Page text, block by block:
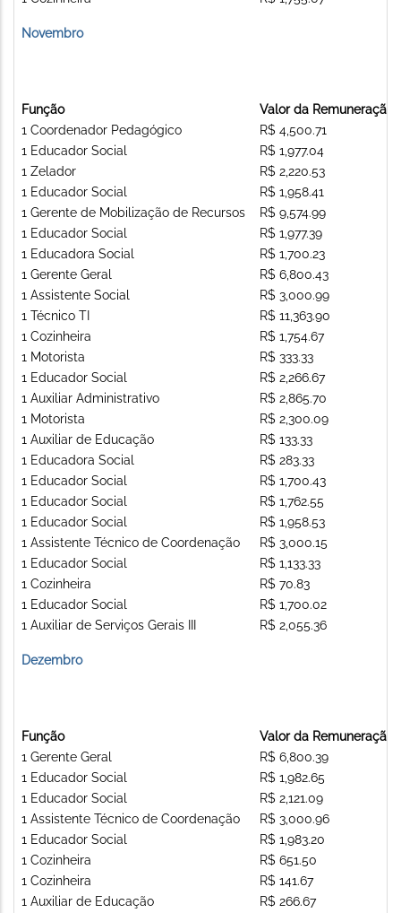
Novembro
Função
1 Coordenador Pedagógico
1 Educador Social
1 Zelador
1 Educador Social
1 Gerente de Mobilização de Recursos
1 Educador Social
1 Educadora Social
1 Gerente Geral
1 Assistente Social
1 Técnico TI
1 Cozinheira
1 Motorista
1 Educador Social
1 Auxiliar Administrativo
1 Motorista
1 Auxiliar de Educação
1 Educadora Social
1 Educador Social
1 Educador Social
1 Educador Social
1 Assistente Técnico de Coordenação
1 Educador Social
1 Cozinheira
1 Educador Social
1 Auxiliar de Serviços Gerais III
Valor da Remuneração
R$ 4,500.71
R$ 1,977.04
R$ 2,220.53
R$ 1,958.41
R$ 9,574.99
R$ 1,977.39
R$ 1,700.23
R$ 6,800.43
R$ 3,000.99
R$ 11,363.90
R$ 1,754.67
R$ 333.33
R$ 2,266.67
R$ 2,865.70
R$ 2,300.09
R$ 133.33
R$ 283.33
R$ 1,700.43
R$ 1,762.55
R$ 1,958.53
R$ 3,000.15
R$ 1,133.33
R$ 70.83
R$ 1,700.02
R$ 2,055.36
Dezembro
Função
1 Gerente Geral
1 Educador Social
1 Educador Social
1 Assistente Técnico de Coordenação
1 Educador Social
1 Cozinheira
1 Cozinheira
1 Auxiliar de Educação
Valor da Remuneração
R$ 6,800.39
R$ 1,982.65
R$ 2,121.09
R$ 3,000.96
R$ 1,983.20
R$ 651.50
R$ 141.67
R$ 266.67